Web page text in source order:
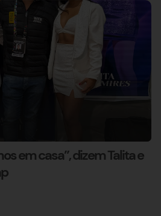
em casa”, dizem Talita e